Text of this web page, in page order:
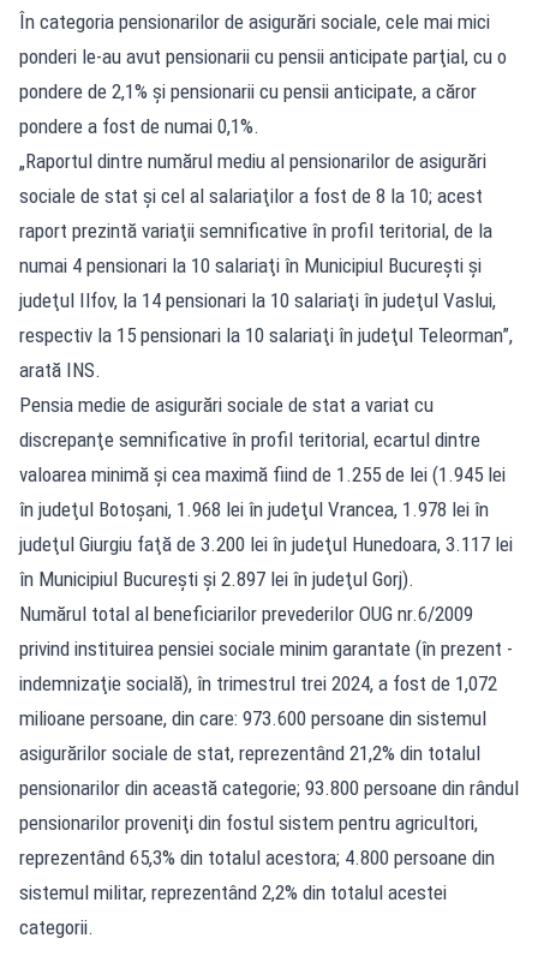
În categoria pensionarilor de asigurări sociale, cele mai mici
ponderi le-au avut pensionarii cu pensii anticipate parţial, cu o
pondere de 2,1% şi pensionarii cu pensii anticipate, a căror
pondere a fost de numai 0,1%.
„Raportul dintre numărul mediu al pensionarilor de asigurări
sociale de stat şi cel al salariaţilor a fost de 8 la 10; acest
raport prezintă variaţii semnificative în profil teritorial, de la
numai 4 pensionari la 10 salariaţi în Municipiul Bucureşti şi
judeţul Ilfov, la 14 pensionari la 10 salariaţi în judeţul Vaslui,
respectiv la 15 pensionari la 10 salariaţi în judeţul Teleorman”,
arată INS.
Pensia medie de asigurări sociale de stat a variat cu
discrepanţe semnificative în profil teritorial, ecartul dintre
valoarea minimă şi cea maximă fiind de 1.255 de lei (1.945 lei
în judeţul Botoşani, 1.968 lei în judeţul Vrancea, 1.978 lei în
judeţul Giurgiu faţă de 3.200 lei în judeţul Hunedoara, 3.117 lei
în Municipiul Bucureşti şi 2.897 lei în judeţul Gorj).
Numărul total al beneficiarilor prevederilor OUG nr.6/2009
privind instituirea pensiei sociale minim garantate (în prezent -
indemnizaţie socială), în trimestrul trei 2024, a fost de 1,072
milioane persoane, din care: 973.600 persoane din sistemul
asigurărilor sociale de stat, reprezentând 21,2% din totalul
pensionarilor din această categorie; 93.800 persoane din rândul
pensionarilor proveniţi din fostul sistem pentru agricultori,
reprezentând 65,3% din totalul acestora; 4.800 persoane din
sistemul militar, reprezentând 2,2% din totalul acestei
categorii.